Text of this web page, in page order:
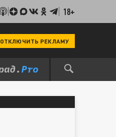
18+
ОТКЛЮЧИТЬ РЕКЛАМУ